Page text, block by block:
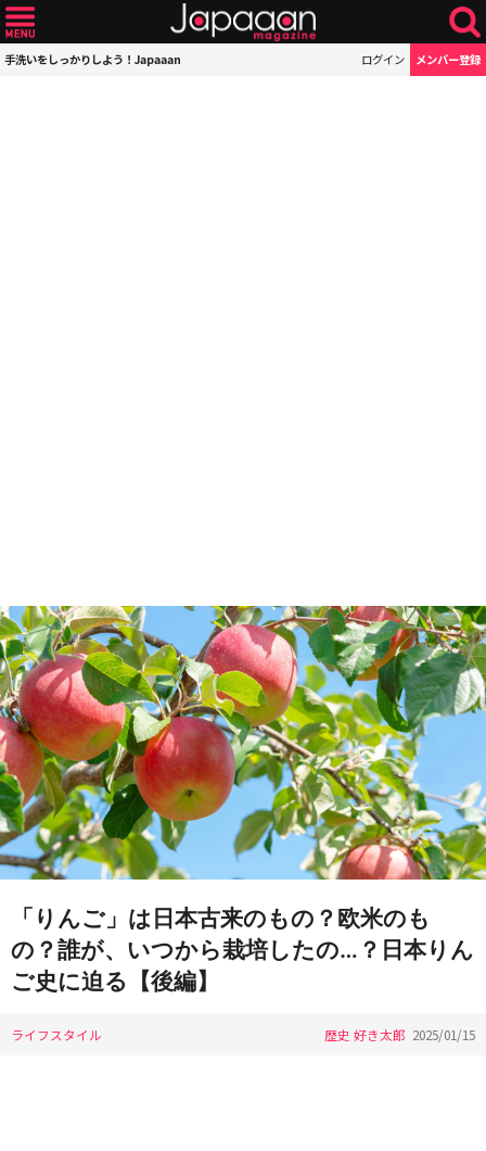
手洗いをしっかりしよう！Japaaan ログイン メンバー登録
「りんご」は日本古来のもの？欧米のも
の？誰が、いつから栽培したの…？日本りん
ご史に迫る【後編】
ライフスタイル 歴史 好き太郎 2025/01/15